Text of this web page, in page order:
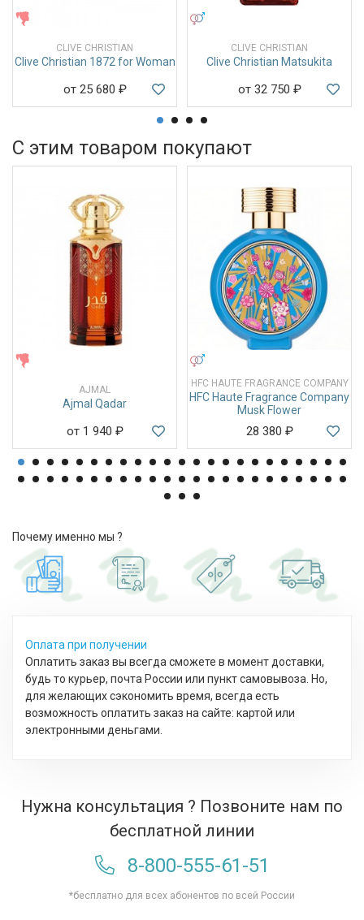
мистический, идеально подходит для прохладной погоды и
насыщенный, запоминающийся шлейф.
CLIVE CHRISTIAN
Clive Christian 1872 for Woman
от 25 680 ₽
CLIVE CHRISTIAN
Clive Christian Matsukita
от 32 750 ₽
С этим товаром покупают
AJMAL
Ajmal Qadar
от 1 940 ₽
HFC HAUTE FRAGRANCE COMPANY
HFC Haute Fragrance Company
Musk Flower
28 380 ₽
Почему именно мы ?
Оплата при получении
Оплатить заказ вы всегда сможете в момент доставки,
будь то курьер, почта России или пункт самовывоза. Но,
для желающих сэкономить время, всегда есть
возможность оплатить заказ на сайте: картой или
электронными деньгами.
Нужна консультация ? Позвоните нам по
бесплатной линии
8-800-555-61-51
*бесплатно для всех абонентов по всей России